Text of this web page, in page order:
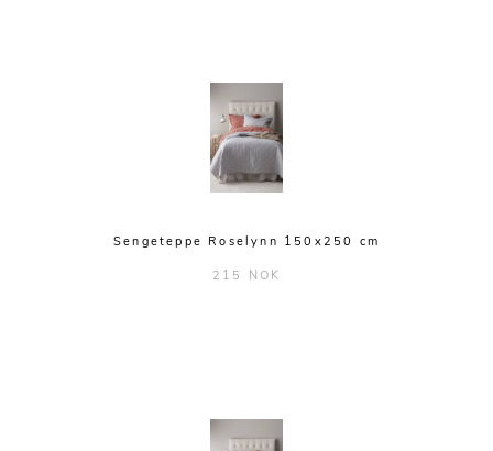
Sengeteppe Roselynn 150x250 cm
215 NOK